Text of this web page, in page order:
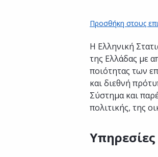
Προσθήκη στους
Η Ελληνική
της Ελλάδας με
ποιότητας των
και διεθνή
Σύστημα και
πολιτικής, της